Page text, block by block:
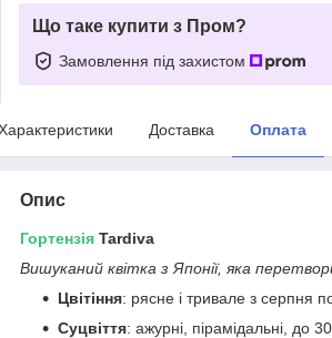
Що таке купити з Пром?
Замовлення під захистом
Доставка Оплата
Опис
Гортензія Tardiva
Вишуканий квітка з Японії, яка
Цвітіння: рясне і тривале з серпня
Суцвіття: ажурні, пірамідальні, до